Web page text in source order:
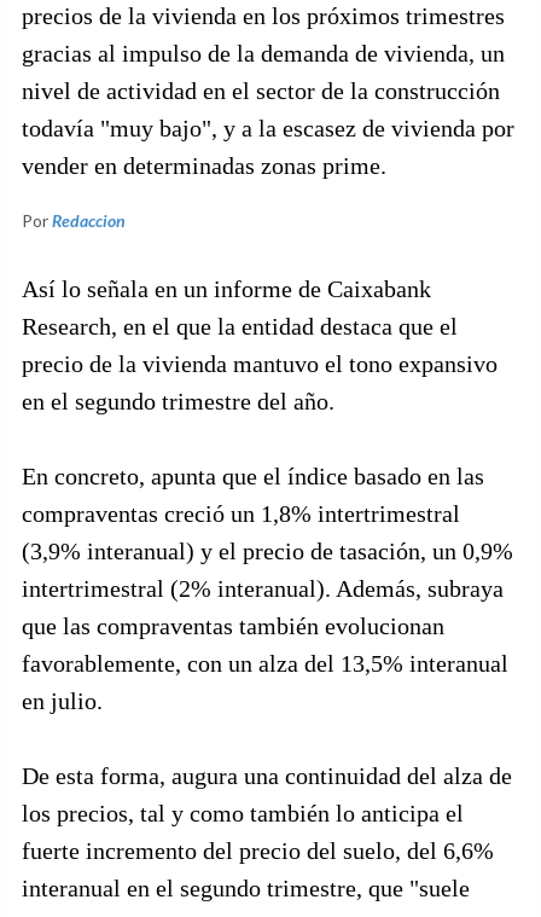
precios de la vivienda en los próximos trimestres
gracias al impulso de la demanda de vivienda, un
nivel de actividad en el sector de la construcción
todavía "muy bajo", y a la escasez de vivienda por
vender en determinadas zonas prime.
PorRedaccion
Así lo señala en un informe de Caixabank
Research, en el que la entidad destaca que el
precio de la vivienda mantuvo el tono expansivo
en el segundo trimestre del año.
En concreto, apunta que el índice basado en las
compraventas creció un 1,8% intertrimestral
(3,9% interanual) y el precio de tasación, un 0,9%
intertrimestral (2% interanual). Además, subraya
que las compraventas también evolucionan
favorablemente, con un alza del 13,5% interanual
en julio.
De esta forma, augura una continuidad del alza de
los precios, tal y como también lo anticipa el
fuerte incremento del precio del suelo, del 6,6%
interanual en el segundo trimestre, que "suele